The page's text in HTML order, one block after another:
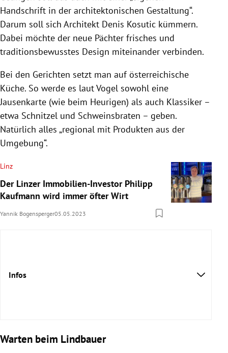
Handschrift in der architektonischen Gestaltung“.
Darum soll sich Architekt Denis Kosutic kümmern.
Dabei möchte der neue Pächter frisches und
traditionsbewusstes Design miteinander verbinden.
Bei den Gerichten setzt man auf österreichische
Küche. So werde es laut Vogel sowohl eine
Jausenkarte (wie beim Heurigen) als auch Klassiker –
etwa Schnitzel und Schweinsbraten – geben.
Natürlich alles „regional mit Produkten aus der
Umgebung“.
Linz
Der Linzer Immobilien-Investor Philipp
Kaufmann wird immer öfter Wirt
Yannik Bogensperger05.05.2023
Infos
Warten beim Lindbauer